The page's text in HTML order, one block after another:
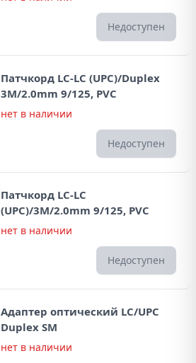
Недоступен
Патчкорд LC-LC (UPC)/Duplex
3M/2.0mm 9/125, PVC
нет в наличии
Недоступен
Патчкорд LC-LC
(UPC)/3M/2.0mm 9/125, PVC
нет в наличии
Недоступен
Адаптер оптический LC/UPC
Duplex SM
нет в наличии